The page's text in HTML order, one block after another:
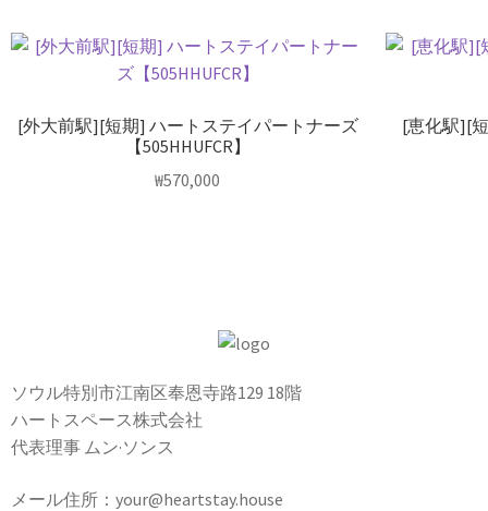
[外大前駅][短期] ハートステイパートナーズ
【505HHUFCR】
₩570,000
[恵化駅][
ソウル特別市江南区奉恩寺路129 18階
ハートスペース株式会社
代表理事 ムン·ソンス
メール住所：your@heartstay.house